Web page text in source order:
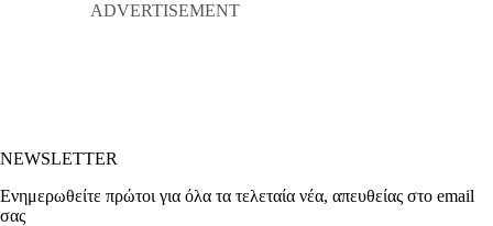
NEWSLETTER
Ενημερωθείτε πρώτοι για όλα τα τελεταία νέα, απευθείας στο email
σας